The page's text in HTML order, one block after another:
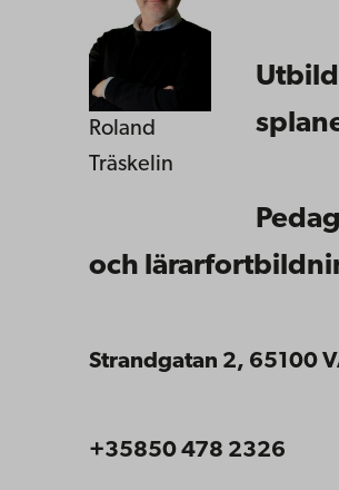
Roland
Träskelin
och
Strandgatan 2, 65100
+35850 478 2326